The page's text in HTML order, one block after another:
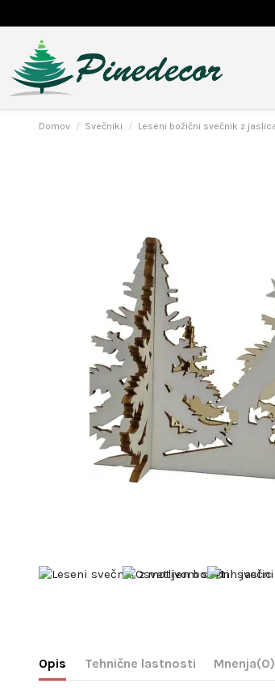
Domov Svečniki Leseni božični svečnik z
Opis Tehnične lastnosti Mnenja(0)